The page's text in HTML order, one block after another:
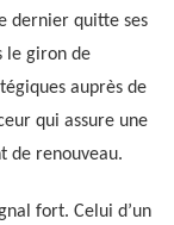
dernier quitte ses
le giron de
auprès de
qui assure une
de renouveau.
fort. Celui d’un